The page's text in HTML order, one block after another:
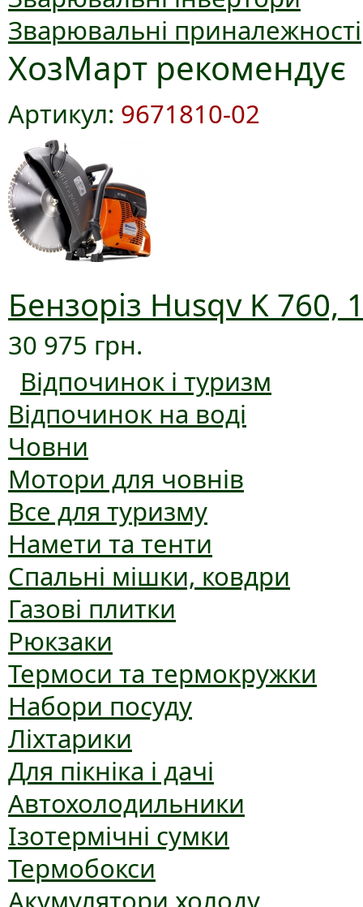
Зварювальні приналежності
ХозМарт рекомендує
Артикул: 9671810-02
Бензоріз Husqv K 760,
30 975 грн.
Відпочинок і туризм
Відпочинок на воді
Човни
Мотори для човнів
Все для туризму
Намети та тенти
Спальні мішки, ковдри
Газові плитки
Рюкзаки
Термоси та термокружки
Набори посуду
Ліхтарики
Для пікніка і дачі
Автохолодильники
Ізотермічні сумки
Термобокси